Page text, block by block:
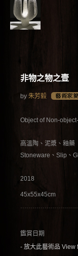
非物之物之壹
by 朱芳毅
Object of Non-
高溫陶、泥漿、釉藥
Stoneware、Slip、
2018
45x55x45cm
鑑賞日期
- 放大此藝術品 View